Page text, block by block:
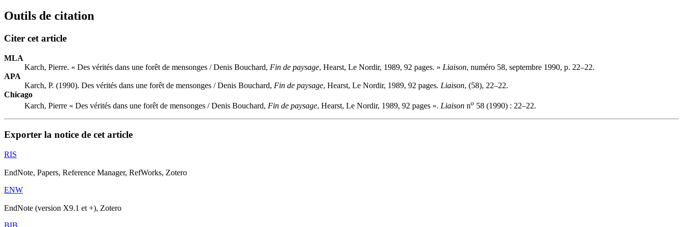
Outils de citation
Citer cet article
MLA
Karch, Pierre. « Des vérités dans une forêt de mensonges / Denis Bouchard, Fin de paysage, Hearst, Le Nordir, 1989, 92 pages. » Liaison, numéro 58, septembre 1990, p. 22–22.
APA
Karch, P. (1990). Des vérités dans une forêt de mensonges / Denis Bouchard, Fin de paysage, Hearst, Le Nordir, 1989, 92 pages. Liaison, (58), 22–22.
Chicago
Karch, Pierre « Des vérités dans une forêt de mensonges / Denis Bouchard, Fin de paysage, Hearst, Le Nordir, 1989, 92 pages ». Liaison no 58 (1990) : 22–22.
Exporter la notice de cet article
RIS
EndNote, Papers, Reference Manager, RefWorks, Zotero
ENW
EndNote (version X9.1 et +), Zotero
BIB